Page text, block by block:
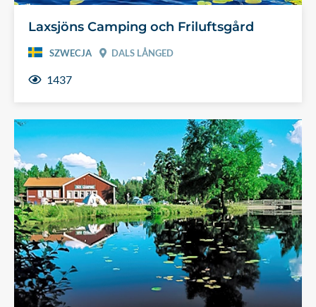
Laxsjöns Camping och Friluftsgård
SZWECJA DALS LÅNGED
1437